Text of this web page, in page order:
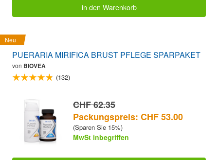
in den Warenkorb
Neu
PUERARIA MIRIFICA BRUST PFLEGE SPARPAKET
von BIOVEA
(132)
CHF 62.35
Packungspreis: CHF 53.00
(Sparen Sie 15%)
MwSt inbegriffen